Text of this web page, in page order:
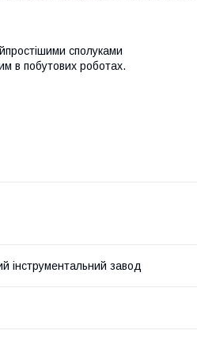
сполуками
в побутових роботах.
інструментальний завод